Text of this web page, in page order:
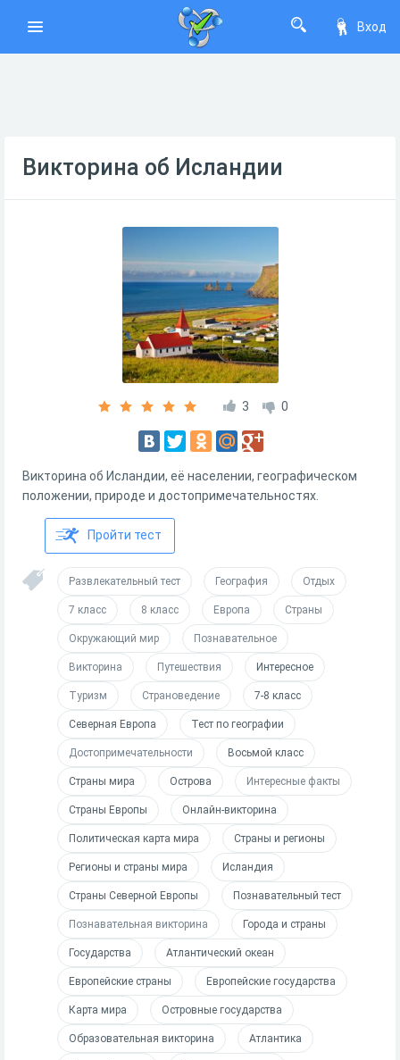
Вход
Викторина об Исландии
3 0
Викторина об Исландии, её населении, географическом
положении, природе и достопримечательностях.
Пройти тест
Развлекательный тест География Отдых
7 класс 8 класс Европа Страны
Окружающий мир Познавательное
Викторина Путешествия Интересное
Туризм Страноведение 7-8 класс
Северная Европа Тест по географии
Достопримечательности Восьмой класс
Страны мира Острова Интересные факты
Страны Европы Онлайн-викторина
Политическая карта мира Страны и регионы
Регионы и страны мира Исландия
Страны Северной Европы Познавательный тест
Познавательная викторина Города и страны
Государства Атлантический океан
Европейские страны Европейские государства
Карта мира Островные государства
Образовательная викторина Атлантика